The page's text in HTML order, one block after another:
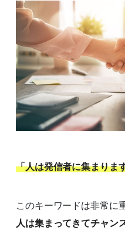
「人は発信者に集まりま
このキーワードは非常に
人は集まってきてチャン